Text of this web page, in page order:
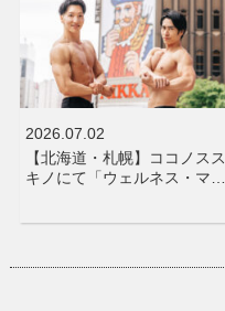
2026.07.02
【北海道・札幌】ココノスス
キノにて「ウェルネス・マ…